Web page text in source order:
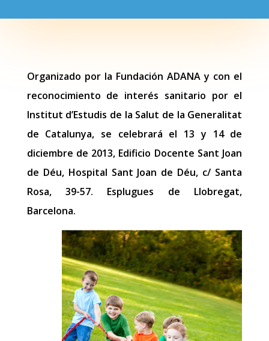
Organizado por la Fundación ADANA y con el
reconocimiento de interés sanitario por el
Institut d’Estudis de la Salut de la Generalitat
de Catalunya, se celebrará el 13 y 14 de
diciembre de 2013, Edificio Docente Sant Joan
de Déu, Hospital Sant Joan de Déu, c/ Santa
Rosa, 39-57. Esplugues de Llobregat,
Barcelona.